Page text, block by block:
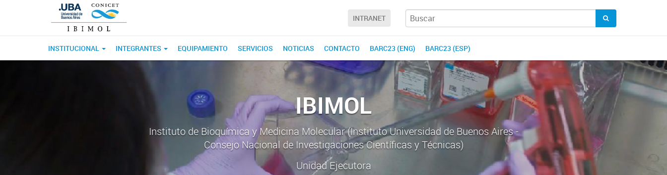
INTRANET
INSTITUCIONAL INTEGRANTES EQUIPAMIENTO SERVICIOS NOTICIAS CONTACTO BARC23 (ENG) BARC23 (ESP)
IBIMOL
Instituto de Bioquímica y Medicina Molecular (Instituto Universidad de Buenos Aires -
Consejo Nacional de Investigaciones Científicas y Técnicas)
Unidad Ejecutora